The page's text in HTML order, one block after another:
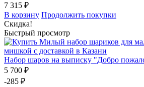
7 315 ₽
В корзину Продолжить покупки
Скидка!
Быстрый просмотр
Набор шаров на выписку "Добро
5 700 ₽
-285 ₽